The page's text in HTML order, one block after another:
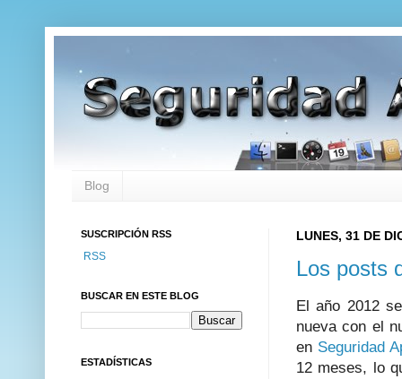
Blog
LUNES, 31 DE
Los posts
El año 2012
nueva con el
en Seguridad
12 meses, lo
SUSCRIPCIÓN RSS
RSS
BUSCAR EN ESTE BLOG
ESTADÍSTICAS